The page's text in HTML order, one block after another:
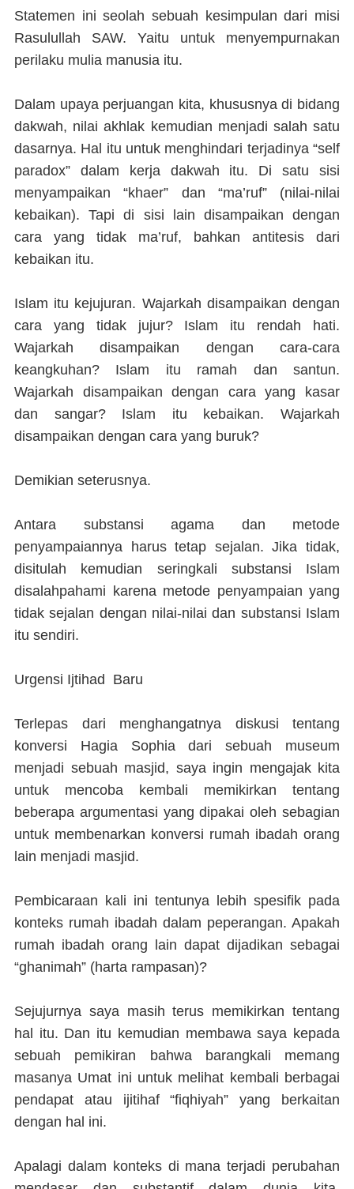
Statemen ini seolah sebuah kesimpulan dari misi
Rasulullah SAW. Yaitu untuk menyempurnakan
perilaku mulia manusia itu.
Dalam upaya perjuangan kita, khususnya di bidang
dakwah, nilai akhlak kemudian menjadi salah satu
dasarnya. Hal itu untuk menghindari terjadinya “self
paradox” dalam kerja dakwah itu. Di satu sisi
menyampaikan “khaer” dan “ma’ruf” (nilai-nilai
kebaikan). Tapi di sisi lain disampaikan dengan
cara yang tidak ma’ruf, bahkan antitesis dari
kebaikan itu.
Islam itu kejujuran. Wajarkah disampaikan dengan
cara yang tidak jujur? Islam itu rendah hati.
Wajarkah disampaikan dengan cara-cara
keangkuhan? Islam itu ramah dan santun.
Wajarkah disampaikan dengan cara yang kasar
dan sangar? Islam itu kebaikan. Wajarkah
disampaikan dengan cara yang buruk?
Demikian seterusnya.
Antara substansi agama dan metode
penyampaiannya harus tetap sejalan. Jika tidak,
disitulah kemudian seringkali substansi Islam
disalahpahami karena metode penyampaian yang
tidak sejalan dengan nilai-nilai dan substansi Islam
itu sendiri.
Urgensi Ijtihad Baru
Terlepas dari menghangatnya diskusi tentang
konversi Hagia Sophia dari sebuah museum
menjadi sebuah masjid, saya ingin mengajak kita
untuk mencoba kembali memikirkan tentang
beberapa argumentasi yang dipakai oleh sebagian
untuk membenarkan konversi rumah ibadah orang
lain menjadi masjid.
Pembicaraan kali ini tentunya lebih spesifik pada
konteks rumah ibadah dalam peperangan. Apakah
rumah ibadah orang lain dapat dijadikan sebagai
“ghanimah” (harta rampasan)?
Sejujurnya saya masih terus memikirkan tentang
hal itu. Dan itu kemudian membawa saya kepada
sebuah pemikiran bahwa barangkali memang
masanya Umat ini untuk melihat kembali berbagai
pendapat atau ijitihaf “fiqhiyah” yang berkaitan
dengan hal ini.
Apalagi dalam konteks di mana terjadi perubahan